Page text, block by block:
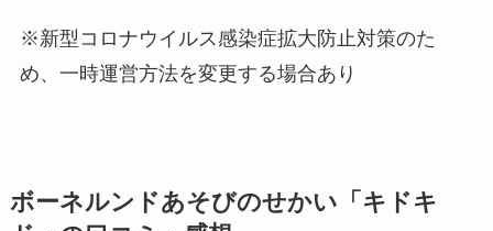
※新型コロナウイルス感染症拡大防止対策のた
め、一時運営方法を変更する場合あり
ボーネルンドあそびのせかい「キドキ